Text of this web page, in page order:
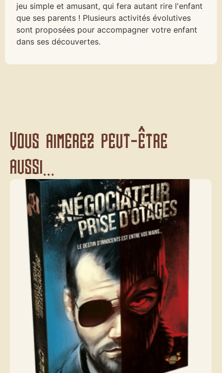
jeu simple et amusant, qui fera autant rire l'enfant
que ses parents ! Plusieurs activités évolutives
sont proposées pour accompagner votre enfant
dans ses découvertes.
Vous aimerez peut-être
aussi...